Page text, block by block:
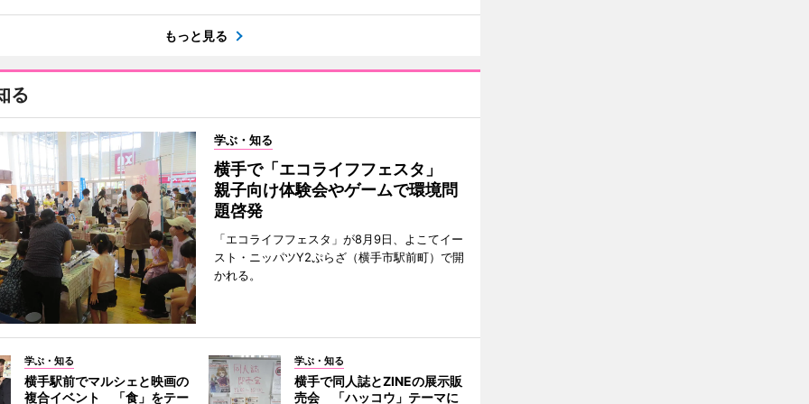
もっと見る
る
学ぶ・知る
横手で「エコライフフェスタ」
親子向け体験会やゲームで環境問
題啓発
「エコライフフェスタ」が8月9日、よこてイー
スト・ニッパツY2ぷらざ（横手市駅前町）で開
かれる。
学ぶ・知る
横手駅前でマルシェと映画の
複合イベント 「食」をテー
学ぶ・知る
横手で同人誌とZINEの展示販
売会 「ハッコウ」テーマに